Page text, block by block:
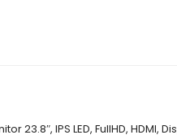
23.8″, IPS LED, FullHD, HDMI,